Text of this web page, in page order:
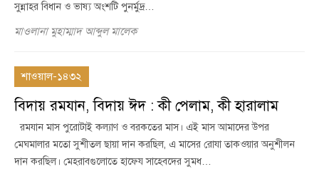
সুন্নাহর বিধান ও ভাষ্য অংশটি পুনর্মুদ্র…
মাওলানা মুহাম্মাদ আব্দুল মালেক
শাওয়াল-১৪৩২
বিদায় রমযান, বিদায় ঈদ : কী পেলাম, কী হারালাম
রমযান মাস পুরোটাই কল্যাণ ও বরকতের মাস। এই মাস আমাদের উপর
মেঘমালার মতো সুশীতল ছায়া দান করছিল, এ মাসের রোযা তাকওয়ার অনুশীলন
দান করছিল। মেহরাবগুলোতে হাফেয সাহেবদের সুমধ…